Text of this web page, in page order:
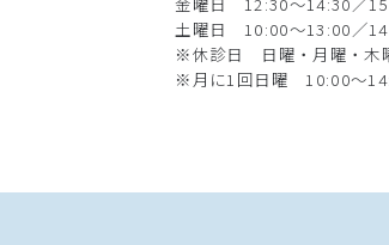
土曜日 10:00～13:00／
※休診日 日曜・月曜・木
※月に1回日曜 10:00～